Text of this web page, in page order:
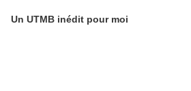
Un UTMB inédit pour moi